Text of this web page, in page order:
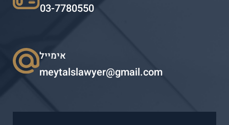
03-7780550
אימייל
meytalslawyer@gmail.com